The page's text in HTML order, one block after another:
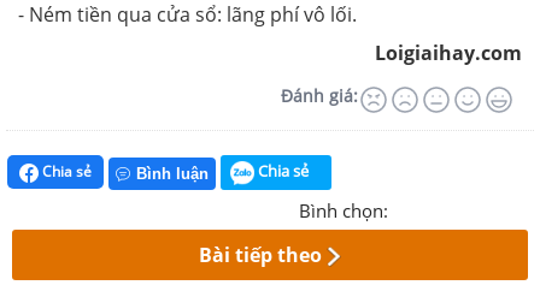
- Ném tiền qua cửa sổ: lãng phí vô lối.
Loigiaihay.com
Đánh giá:
Chia sẻ Bình luận Chia sẻ
Bình chọn:
Bài tiếp theo